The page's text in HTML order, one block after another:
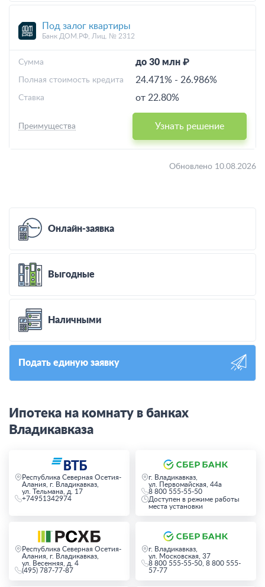
Под залог квартиры
Банк ДОМ.РФ, Лиц. № 2312
до 30 млн ₽
Cумма
24.471% - 26.986%
Полная стоимость кредита
от 22.80%
Ставка
Узнать решение
Преимущества
Обновлено 10.08.2026
Онлайн-заявка
Выгодные
Наличными
Подать единую заявку
Ипотека на комнату в банках
Владикавказа
Республика Северная Осетия-
Алания, г. Владикавказ,
ул. Тельмана, д. 17
+74951342974
г. Владикавказ,
ул. Первомайская, 44а
8 800 555-55-50
Доступен в режиме работы
места установки
Республика Северная Осетия-
Алания, г. Владикавказ,
ул. Весенняя, д. 4
(495) 787-77-87
г. Владикавказ,
ул. Московская, 37
8 800 555-55-50, 8 800 555-
57-77